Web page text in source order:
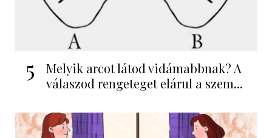
5
Melyik arcot látod vidámabbnak? A
válaszod rengeteget elárul a szem...